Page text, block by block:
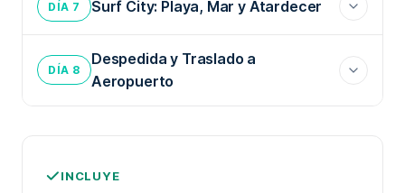
DÍA 7 Surf City: Playa, Mar y Atardecer
DÍA 8
Despedida y Traslado a
Aeropuerto
INCLUYE